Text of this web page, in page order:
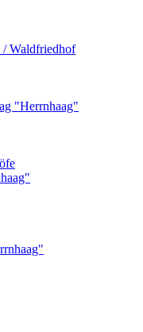
/ Waldfriedhof
"Herrnhaag"